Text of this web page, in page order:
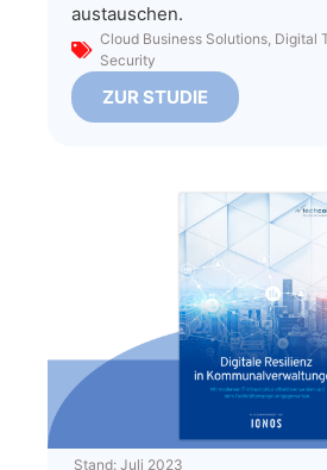
austauschen.
Cloud Business Solutions Digital
Security
ZUR STUDIE
Stand: Juli 2023